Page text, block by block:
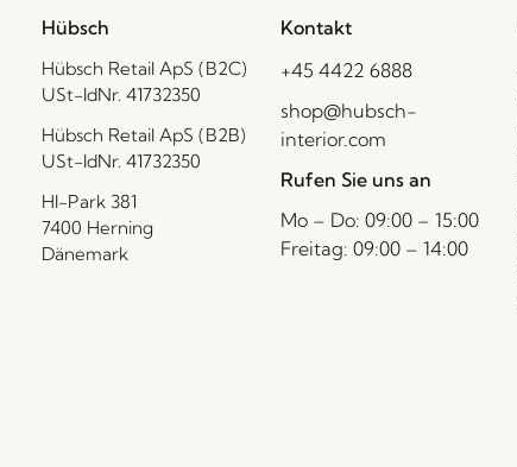
Hübsch
Hübsch Retail ApS (B2C)
USt-IdNr. 41732350
Hübsch Retail ApS (B2B)
USt-IdNr. 41732350
HI-Park 381
7400 Herning
Dänemark
Kontakt
+45 4422 6888
shop@hubsch-
interior.com
Rufen Sie uns an
Mo – Do: 09:00 – 15:00
Freitag: 09:00 – 14:00